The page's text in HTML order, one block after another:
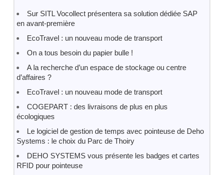
Sur SITL Vocollect présentera sa solution dédiée SAP
en avant-première
EcoTravel : un nouveau mode de transport
On a tous besoin du papier bulle !
A la recherche d’un espace de stockage ou centre
d’affaires ?
EcoTravel : un nouveau mode de transport
COGEPART : des livraisons de plus en plus
écologiques
Le logiciel de gestion de temps avec pointeuse de Deho
Systems : le choix du Parc de Thoiry
DEHO SYSTEMS vous présente les badges et cartes
RFID pour pointeuse